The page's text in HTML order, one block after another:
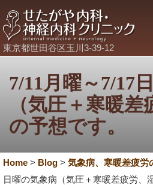
東京都世田谷区玉川3-39-12
7/11月曜～7/17
（気圧＋寒暖差
の予想です。
Home > Blog > 気象病、寒暖差疲労
日曜の気象病（気圧＋寒暖差疲労、